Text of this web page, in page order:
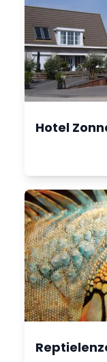
Hotel